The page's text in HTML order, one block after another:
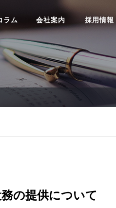
ラム 会社案内 採用情報
の提供について